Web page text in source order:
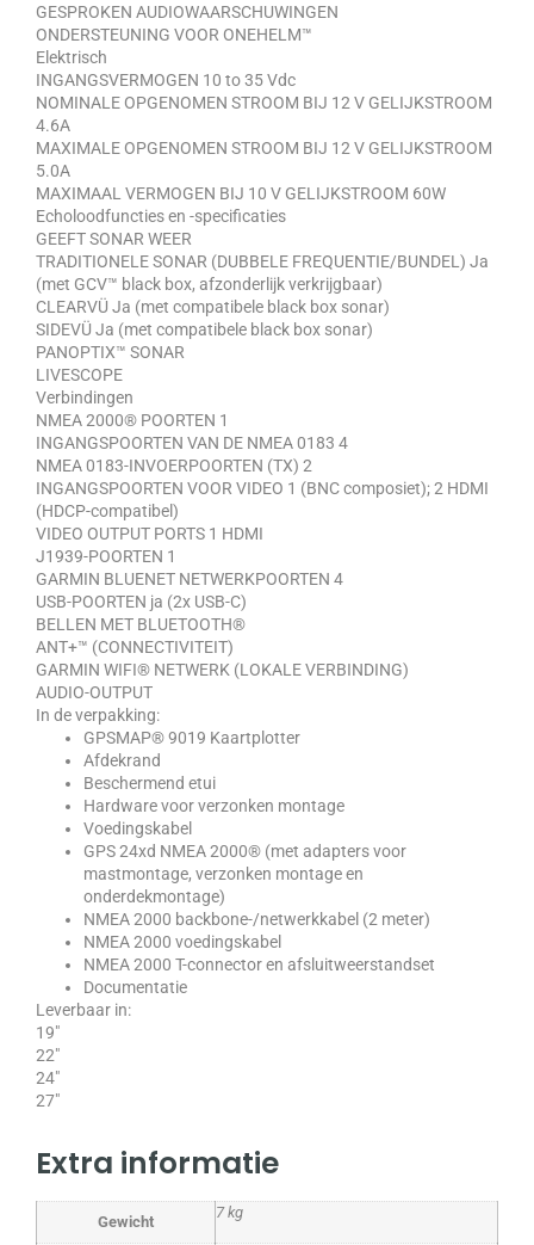
GESPROKEN AUDIOWAARSCHUWINGEN
ONDERSTEUNING VOOR ONEHELM™
Elektrisch
INGANGSVERMOGEN 10 to 35 Vdc
NOMINALE OPGENOMEN STROOM BIJ 12 V GELIJKSTROOM
4.6A
MAXIMALE OPGENOMEN STROOM BIJ 12 V GELIJKSTROOM
5.0A
MAXIMAAL VERMOGEN BIJ 10 V GELIJKSTROOM 60W
Echoloodfuncties en -specificaties
GEEFT SONAR WEER
TRADITIONELE SONAR (DUBBELE FREQUENTIE/BUNDEL) Ja
(met GCV™ black box, afzonderlijk verkrijgbaar)
CLEARVÜ Ja (met compatibele black box sonar)
SIDEVÜ Ja (met compatibele black box sonar)
PANOPTIX™ SONAR
LIVESCOPE
Verbindingen
NMEA 2000® POORTEN 1
INGANGSPOORTEN VAN DE NMEA 0183 4
NMEA 0183-INVOERPOORTEN (TX) 2
INGANGSPOORTEN VOOR VIDEO 1 (BNC composiet); 2 HDMI
(HDCP-compatibel)
VIDEO OUTPUT PORTS 1 HDMI
J1939-POORTEN 1
GARMIN BLUENET NETWERKPOORTEN 4
USB-POORTEN ja (2x USB-C)
BELLEN MET BLUETOOTH®
ANT+™ (CONNECTIVITEIT)
GARMIN WIFI® NETWERK (LOKALE VERBINDING)
AUDIO-OUTPUT
In de verpakking:
GPSMAP® 9019 Kaartplotter
Afdekrand
Beschermend etui
Hardware voor verzonken montage
Voedingskabel
GPS 24xd NMEA 2000® (met adapters voor
mastmontage, verzonken montage en
onderdekmontage)
NMEA 2000 backbone-/netwerkkabel (2 meter)
NMEA 2000 voedingskabel
NMEA 2000 T-connector en afsluitweerstandset
Documentatie
Leverbaar in:
19″
22″
24″
27″
Extra informatie
Gewicht
7 kg